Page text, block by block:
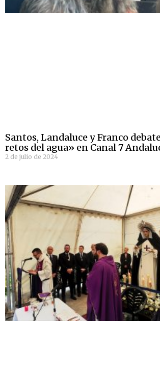
Santos, Landaluce y Franco
retos del agua» en Canal 7
2 de julio de 2024